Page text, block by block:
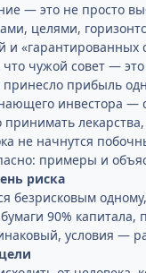
— это не просто
целями,
и «гарантированных
что чужой совет —
принесло прибыль
инвестора —
принимать
не начнутся
примеры и
риска
безрисковым
90%
условия —